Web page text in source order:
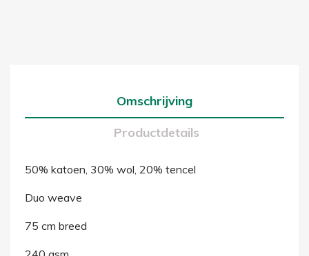
Omschrijving
Productdetails
50% katoen, 30% wol, 20% tencel
Duo weave
75 cm breed